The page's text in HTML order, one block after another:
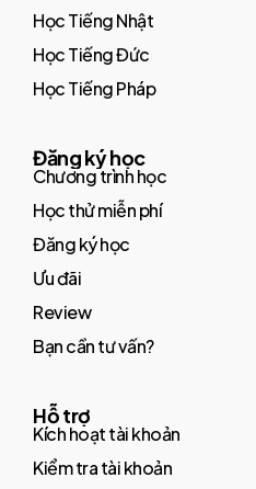
Học Tiếng Nhật
Học Tiếng Đức
Học Tiếng Pháp
Đăng ký học
Chương trình học
Học thử miễn phí
Đăng ký học
Ưu đãi
Review
Bạn cần tư vấn?
Hỗ trợ
Kích hoạt tài khoản
Kiểm tra tài khoản